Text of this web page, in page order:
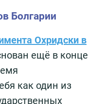
Болгарии
Охридски в
ещё в конце
как один из